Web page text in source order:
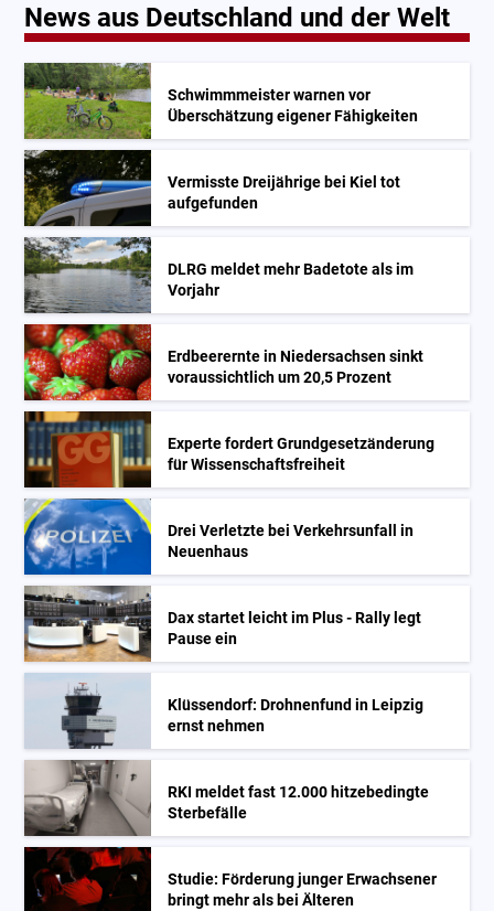
News aus Deutschland und der Welt
Schwimmmeister warnen vor
Überschätzung eigener Fähigkeiten
Vermisste Dreijährige bei Kiel tot
aufgefunden
DLRG meldet mehr Badetote als im
Vorjahr
Erdbeerernte in Niedersachsen sinkt
voraussichtlich um 20,5 Prozent
Experte fordert Grundgesetzänderung
für Wissenschaftsfreiheit
Drei Verletzte bei Verkehrsunfall in
Neuenhaus
Dax startet leicht im Plus - Rally legt
Pause ein
Klüssendorf: Drohnenfund in Leipzig
ernst nehmen
RKI meldet fast 12.000 hitzebedingte
Sterbefälle
Studie: Förderung junger Erwachsener
bringt mehr als bei Älteren